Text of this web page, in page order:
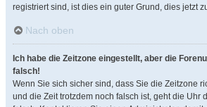
registriert sind, ist dies ein guter Grund, dies jetzt
Nach oben
Ich habe die Zeitzone eingestellt, aber die
falsch!
Wenn Sie sich sicher sind, dass Sie die Zeitzone
und die Zeit trotzdem noch falsch ist, geht die Uhr